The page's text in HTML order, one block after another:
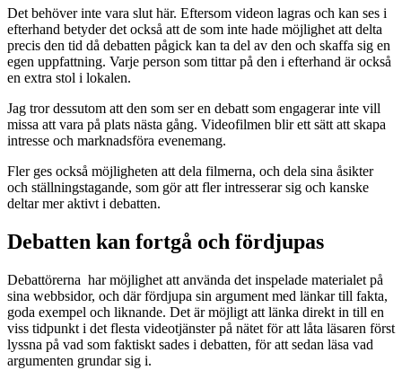
Det behöver inte vara slut här. Eftersom videon lagras och kan ses i
efterhand betyder det också att de som inte hade möjlighet att delta
precis den tid då debatten pågick kan ta del av den och skaffa sig en
egen uppfattning. Varje person som tittar på den i efterhand är också
en extra stol i lokalen.
Jag tror dessutom att den som ser en debatt som engagerar inte vill
missa att vara på plats nästa gång. Videofilmen blir ett sätt att skapa
intresse och marknadsföra evenemang.
Fler ges också möjligheten att dela filmerna, och dela sina åsikter
och ställningstagande, som gör att fler intresserar sig och kanske
deltar mer aktivt i debatten.
Debatten kan fortgå och fördjupas
Debattörerna har möjlighet att använda det inspelade materialet på
sina webbsidor, och där fördjupa sin argument med länkar till fakta,
goda exempel och liknande. Det är möjligt att länka direkt in till en
viss tidpunkt i det flesta videotjänster på nätet för att låta läsaren först
lyssna på vad som faktiskt sades i debatten, för att sedan läsa vad
argumenten grundar sig i.